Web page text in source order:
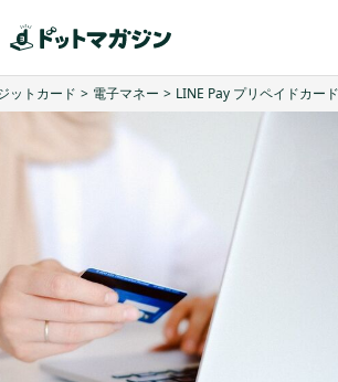
ットカード > 電子マネー > LINE Pay プリペイドカード